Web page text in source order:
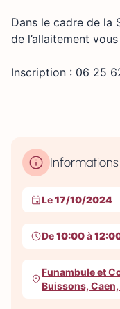
Dans le cadre de la
de l’allaitement
Inscription : 06 25
Le17/10/2024
De10:00à
Funambule et
Buissons,